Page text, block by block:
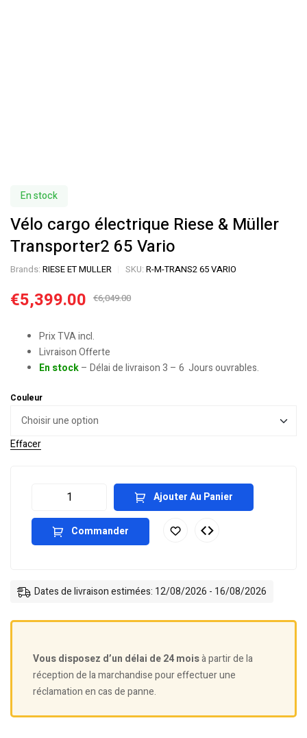
En stock
Vélo cargo électrique Riese & Müller
Transporter2 65 Vario
Brands: RIESE ET MULLER SKU: R-M-TRANS2 65 VARIO
€6,049.00
€5,399.00
Prix TVA incl.
Livraison Offerte
En stock– Délai de livraison 3 – 6 Jours ouvrables.
Couleur
Effacer
Ajouter Au Panier
Commander
Dates de livraison estimées: 12/08/2026 - 16/08/2026
Vous disposez d’un délai de 24 moisà partir de la
réception de la marchandise pour effectuer une
réclamation en cas de panne.